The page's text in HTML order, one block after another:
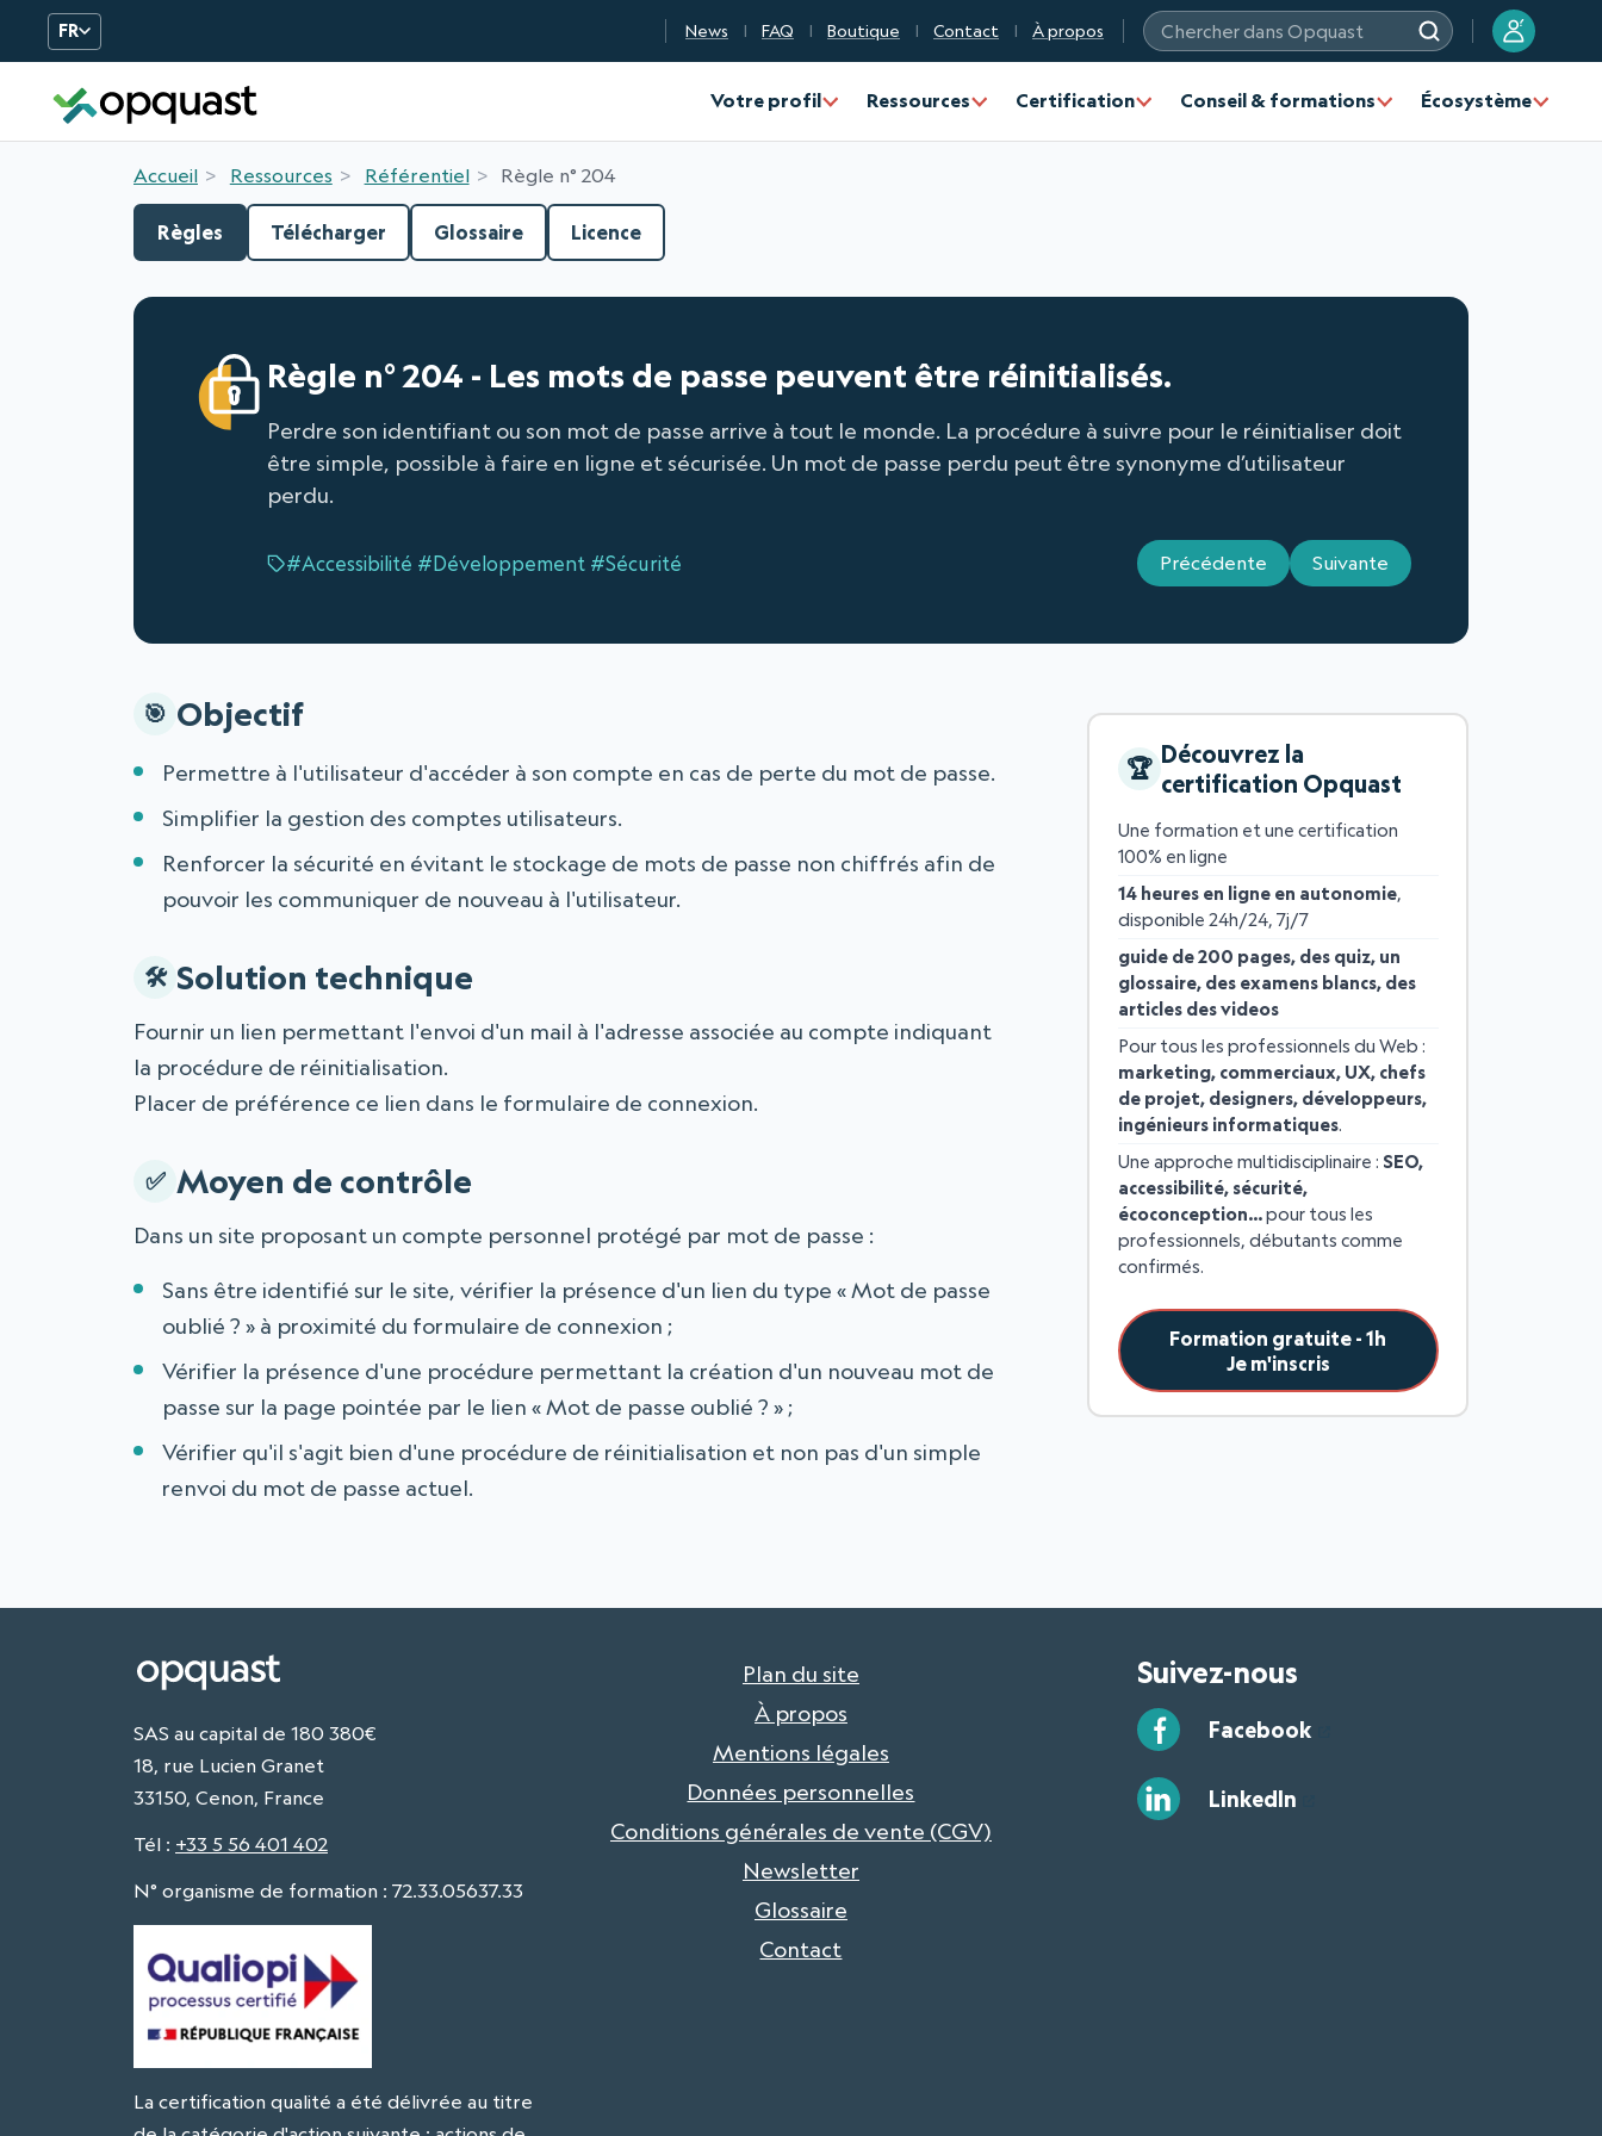
FR News FAQ Boutique Contact À propos
Chercher dans Opquast
?
Votre profil Ressources Certification Conseil & formations Écosystème
Accueil Ressources Référentiel Règle n° 204
Règles Télécharger Glossaire Licence
Règle n° 204 - Les mots de passe peuvent être réinitialisés.
Perdre son identifiant ou son mot de passe arrive à tout le monde. La procédure à suivre pour le réinitialiser doit
être simple, possible à faire en ligne et sécurisée. Un mot de passe perdu peut être synonyme d’utilisateur
perdu.
#Accessibilité #Développement #Sécurité Précédente Suivante
Découvrez la
certification Opquast
Une formation et une certification
100% en ligne
14 heures en ligne en autonomie,
disponible 24h/24, 7j/7
guide de 200 pages, des quiz, un
glossaire, des examens blancs, des
articles des videos
Pour tous les professionnels du Web :
marketing, commerciaux, UX, chefs
de projet, designers, développeurs,
ingénieurs informatiques.
Une approche multidisciplinaire : SEO,
accessibilité, sécurité,
écoconception…pour tous les
professionnels, débutants comme
confirmés.
Formation gratuite - 1h
Je m'inscris
Objectif
Permettre à l'utilisateur d'accéder à son compte en cas de perte du mot de passe.
Simplifier la gestion des comptes utilisateurs.
Renforcer la sécurité en évitant le stockage de mots de passe non chiffrés afin de
pouvoir les communiquer de nouveau à l'utilisateur.
Solution technique
Fournir un lien permettant l'envoi d'un mail à l'adresse associée au compte indiquant
la procédure de réinitialisation.
Placer de préférence ce lien dans le formulaire de connexion.
Moyen de contrôle
Dans un site proposant un compte personnel protégé par mot de passe :
Sans être identifié sur le site, vérifier la présence d'un lien du type « Mot de passe
oublié ? » à proximité du formulaire de connexion ;
Vérifier la présence d'une procédure permettant la création d'un nouveau mot de
passe sur la page pointée par le lien « Mot de passe oublié ? » ;
Vérifier qu'il s'agit bien d'une procédure de réinitialisation et non pas d'un simple
renvoi du mot de passe actuel.
SAS au capital de 180 380€
18, rue Lucien Granet
33150, Cenon, France
Tél : +33 5 56 401 402
N° organisme de formation : 72.33.05637.33
La certification qualité a été délivrée au titre
Plan du site
À propos
Mentions légales
Données personnelles
Conditions générales de vente (CGV)
Newsletter
Glossaire
Contact
Suivez-nous
Facebook
LinkedIn